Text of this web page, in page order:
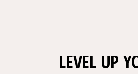
LEVEL UP